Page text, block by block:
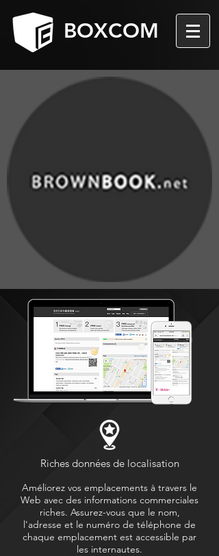
BOXCOM
Riches données de localisation
Améliorez vos emplacements à travers le
Web avec des informations commerciales
riches. Assurez-vous que le nom,
l'adresse et le numéro de téléphone de
chaque emplacement est accessible par
les internautes.